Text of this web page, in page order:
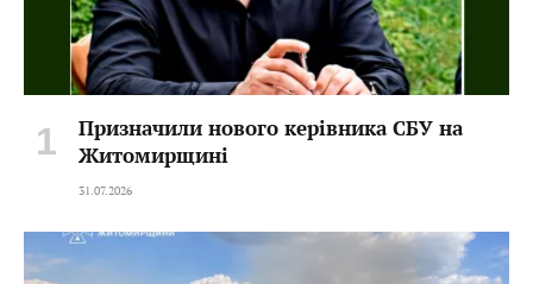
Призначили нового керівника СБУ на
Житомирщині
31.07.2026